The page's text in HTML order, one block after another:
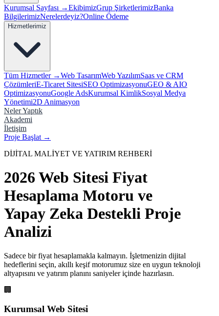
Kurumsal Sayfası →EkibimizGrup ŞirketlerimizBanka
BilgilerimizNerelerdeyiz?Online Ödeme
Hizmetlerimiz
Tüm Hizmetler →Web TasarımWeb YazılımSaas ve CRM
ÇözümleriE-Ticaret SitesiSEO OptimizasyonuGEO & AIO
OptimizasyonuGoogle AdsKurumsal KimlikSosyal Medya
Yönetimi2D Animasyon
Neler Yaptık
Akademi
İletişim
Proje Başlat →
DİJİTAL MALİYET VE YATIRIM REHBERİ
2026 Web Sitesi Fiyat
Hesaplama Motoru ve
Yapay Zeka Destekli Proje
Analizi
Sadece bir fiyat hesaplamakla kalmayın. İşletmenizin dijital
hedeflerini seçin, akıllı keşif motorumuz size en uygun teknoloji
altyapısını ve yatırım planını saniyeler içinde hazırlasın.
🏢
Kurumsal Web Sitesi